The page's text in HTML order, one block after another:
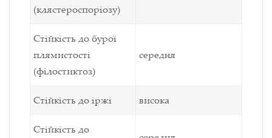
(клястероспоріозу)
Стійкість до бурої
плямистості
(філостиктоз)
середня
Стійкість до іржі висока
Стійкість до